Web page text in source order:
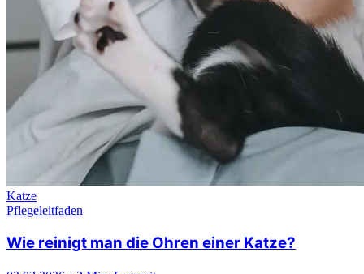
Katze
Pflegeleitfaden
Wie reinigt man die Ohren einer Katze?